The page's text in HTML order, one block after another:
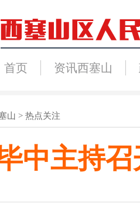
首页 资讯西塞山
山 > 热点关注
中主持